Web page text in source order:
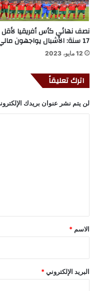
نصف نهائي كأس أفريقيا
17 سنة: الأشبال يواجهون مالي
12 مايو، 2023
اترك تعليقاً
لن يتم نشر عنوان بريدك
*
الاسم *
البريد الإلكتروني *